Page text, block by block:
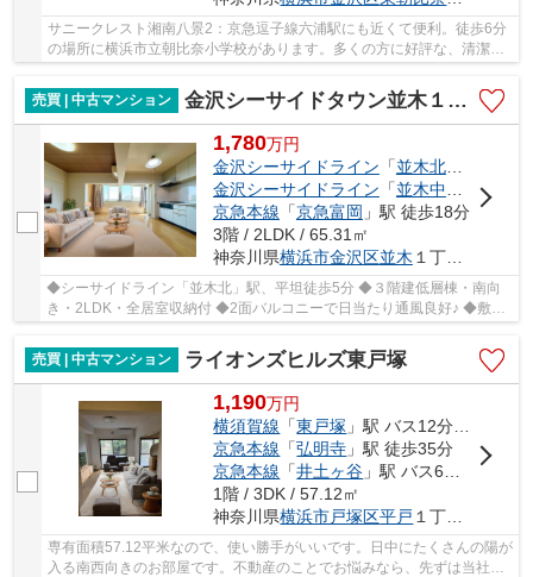
サニークレスト湘南八景2：京急逗子線六浦駅にも近くて便利。徒歩6分
の場所に横浜市立朝比奈小学校があります。多くの方に好評な、清潔感
のある室内が魅力の中古マンションです。こち...
売買 | 中古マンション
金沢シーサイドタウン並木１丁目第一住宅
1,780万円
金沢シーサイドライン 「並木北」駅 徒歩5
金沢シーサイドライン 「並木中央
」駅 徒
京急本線 「京急富岡 」駅 徒歩18分
3階 / 2LDK / 65.31㎡
神奈川県横浜市金沢区並木 １丁目9-10
◆シーサイドライン「並木北」駅、平坦徒歩5分 ◆３階建低層棟・南向
き・2LDK・全居室収納付 ◆2面バルコニーで日当たり通風良好♪ ◆敷地
内駐車場あり（月額11000円） ◆フラット３５利用可
売買 | 中古マンション
ライオンズヒルズ東戸塚
1,190万円
横須賀線 「東戸塚 」駅 バス12分 「平和台」 停歩3分
京急本線 「弘明寺 」駅 徒歩35分
京急本線 「井土ヶ谷 」駅 バス6分 「引越坂」 停歩8分
1階 / 3DK / 57.12㎡
神奈川県横浜市戸塚区平戸 １丁目3-1
専有面積57.12平米なので、使い勝手がいいです。日中にたくさんの陽が
入る南西向きのお部屋です。不動産のことでお悩みなら、先ずは当社を